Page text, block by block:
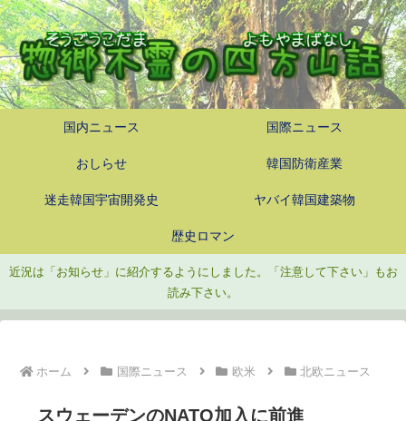
国内ニュース 国際ニュース
おしらせ 韓国防衛産業
迷走韓国宇宙開発史 ヤバイ韓国建築物
歴史ロマン
近況は「お知らせ」に紹介するようにしました。「注意して下さい」もお
読み下さい。
ホーム 国際ニュース 欧米 北欧ニュース
スウェーデンのNATO加入に前進